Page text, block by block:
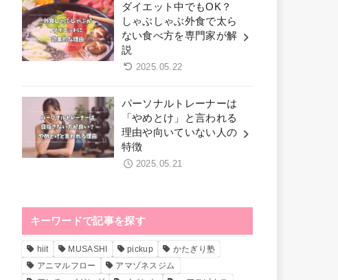
ダイエット中でもOK？
しゃぶしゃぶ外食で太ら
ない食べ方を専門家が解
説
2025.05.22
パーソナルトレーナーは
「やめとけ」と言われる
理由や向いていない人の
特徴
2025.05.21
キーワードで記事を探す
hiit MUSASHI pickup
かたぎり塾
アニマルフロー
アマゾネスジム